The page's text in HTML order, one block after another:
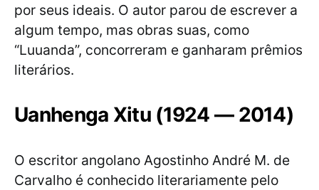
por seus ideais. O autor parou de escrever a
algum tempo, mas obras suas, como
“Luuanda”, concorreram e ganharam prêmios
literários.
Uanhenga Xitu (1924 — 2014)
O escritor angolano Agostinho André M. de
Carvalho é conhecido literariamente pelo